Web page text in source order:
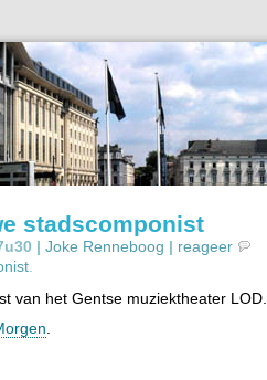
stadscomponist
| Joke Renneboog | reageer
van het Gentse muziektheater LOD.